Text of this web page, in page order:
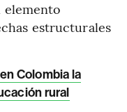
elemento
estructurales
Colombia la
rural